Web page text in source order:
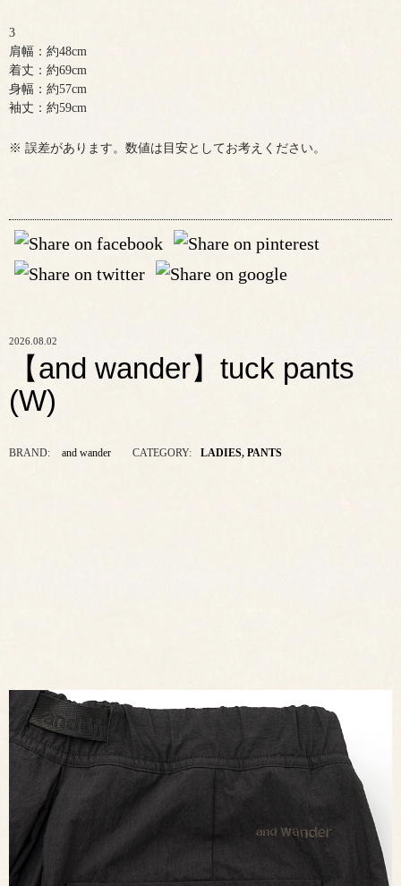
3
肩幅：約48cm
着丈：約69cm
身幅：約57cm
袖丈：約59cm
※ 誤差があります。数値は目安としてお考えください。
2026.08.02
【and wander】tuck pants
(W)
BRAND: and wander CATEGORY: LADIES, PANTS